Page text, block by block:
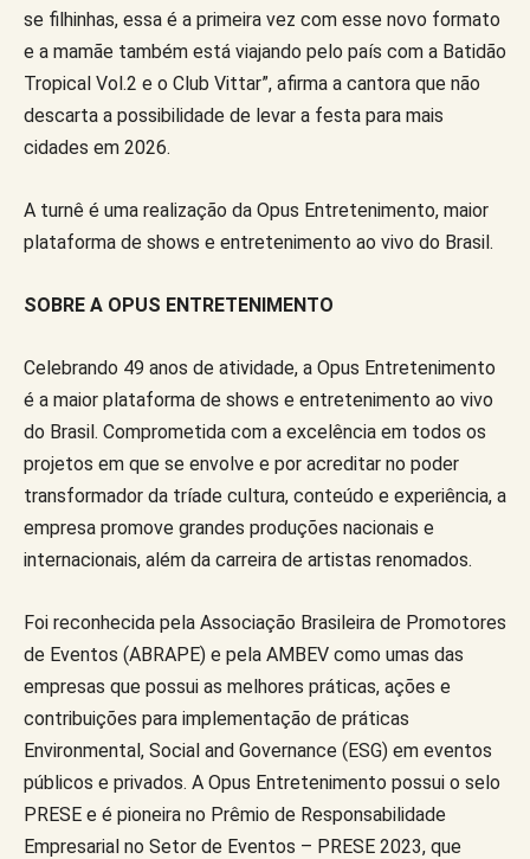
se filhinhas, essa é a primeira vez com esse novo formato
e a mamãe também está viajando pelo país com a Batidão
Tropical Vol.2 e o Club Vittar”, afirma a cantora que não
descarta a possibilidade de levar a festa para mais
cidades em 2026.
A turnê é uma realização da Opus Entretenimento, maior
plataforma de shows e entretenimento ao vivo do Brasil.
SOBRE A OPUS ENTRETENIMENTO
Celebrando 49 anos de atividade, a Opus Entretenimento
é a maior plataforma de shows e entretenimento ao vivo
do Brasil. Comprometida com a excelência em todos os
projetos em que se envolve e por acreditar no poder
transformador da tríade cultura, conteúdo e experiência, a
empresa promove grandes produções nacionais e
internacionais, além da carreira de artistas renomados.
Foi reconhecida pela Associação Brasileira de Promotores
de Eventos (ABRAPE) e pela AMBEV como umas das
empresas que possui as melhores práticas, ações e
contribuições para implementação de práticas
Environmental, Social and Governance (ESG) em eventos
públicos e privados. A Opus Entretenimento possui o selo
PRESE e é pioneira no Prêmio de Responsabilidade
Empresarial no Setor de Eventos – PRESE 2023, que